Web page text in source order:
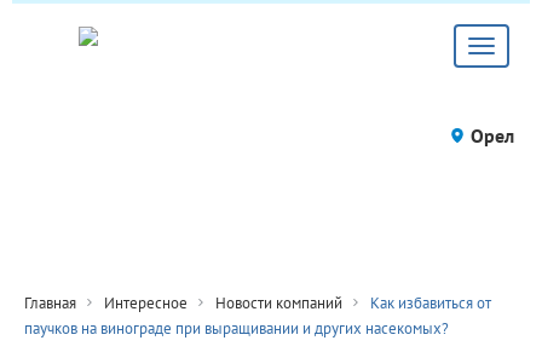
Toggle
Орел
Главная Интересное Новости компаний
Как избавиться от
паучков на винограде при выращивании и других насекомых?